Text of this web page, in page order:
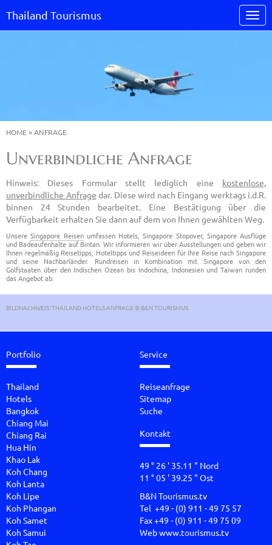
Thailand Tourismus
HOME»ANFRAGE
Unverbindliche Anfrage
Hinweis: Dieses Formular stellt lediglich eine kostenlose,
unverbindliche Anfrage dar. Diese wird nach Eingang werktags i.d.R.
binnen 24 Stunden bearbeitet. Eine Bestätigung über die
Verfügbarkeit erhalten Sie dann auf dem von Ihnen gewählten Weg.
UnsereSingapore Reisenumfassen Hotels, Singapore Stopover, Singapore Ausflüge
und Badeaufenhalte auf Bintan. Wir informieren wir über Ausstellungen und geben wir
Ihnen regelmäßig Reisetipps, Hoteltipps und Reiseideen für Ihre Reise nach Singapore
und seine Nachbarländer. Rundreisen in Kombination mit Singapore von den
Golfstaaten über den Indischen Ozean bis Indochina, Indonesien und Taiwan runden
das Angebot ab.
BILDNACHWEIS: THAILAND HOTELS ANFRAGE © B&N TOURISMUS
Portfolio
Thailand
Hotels
Bangkok
Chiang Mai
Chiang Rai
Hua Hin
Khao Lak
Koh Chang
Koh Lanta
Koh Lipe
Koh Phangan
Koh Samet
Koh Samui
Service
Reiseanfrage
Sitemap
Suche
Kontakt
49 ° 26 ' 35.11 " Nord
11 ° 05 ' 39.25 " Ost
B&N Tourismus.tv
Tel +49 - (0) 911 - 49 75 57
Fax +49 - (0) 911 - 49 75 09
Webwww.tourismus.tv